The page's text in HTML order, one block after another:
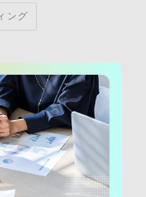
ング